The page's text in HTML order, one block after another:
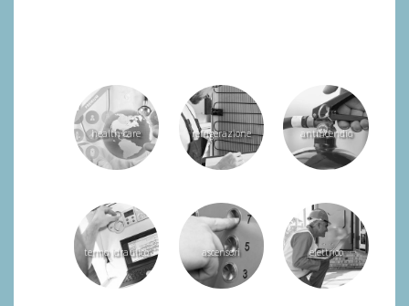
health care refrigerazione antincendio
termo idraulico ascensori elettrico